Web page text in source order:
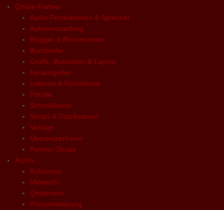
Qindie-Partner
Audio-Produktionen & Sprecher
Autorencoaching
Blogger & Rezensenten
Buchtrailer
Grafik, Illustration & Layout
Herausgeber
Lektorat & Korrektorat
Portale
Schreibkurse
Shops & Distributoren
Verlage
ÜbersetzerInnen
Partner-Shops
Archiv
Kolumnen
Mittwoch!
Qinterview
Presseerklärung